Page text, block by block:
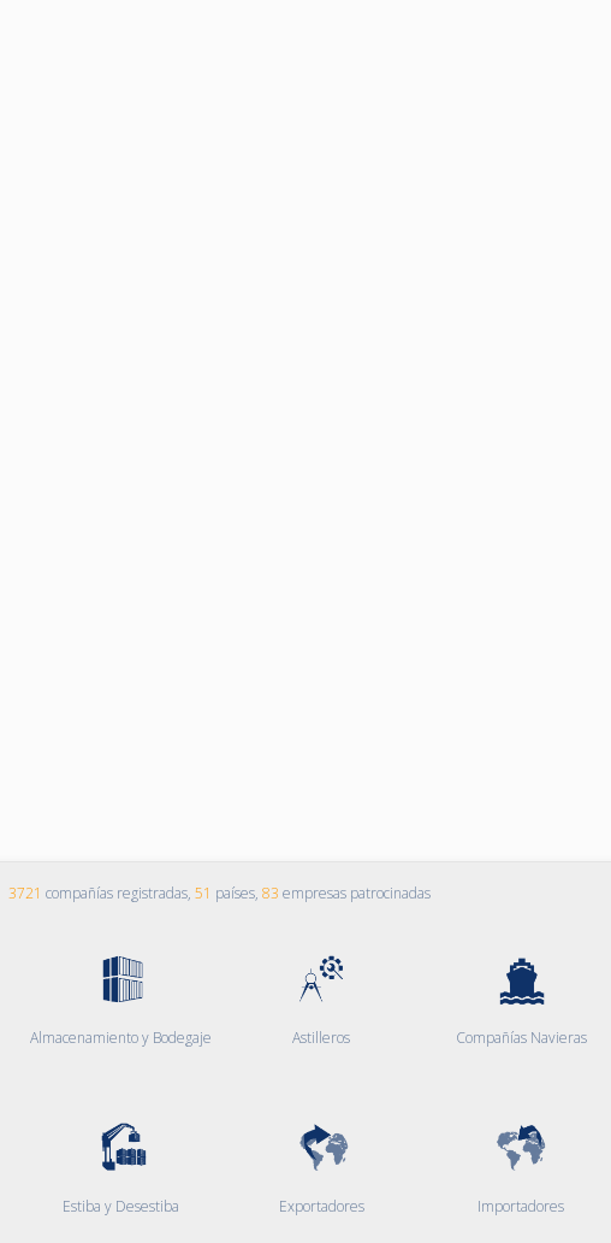
3721 compañías registradas, 51 países, 83 empresas patrocinadas
Almacenamiento y Bodegaje Astilleros Compañías Navieras
Estiba y Desestiba Exportadores Importadores